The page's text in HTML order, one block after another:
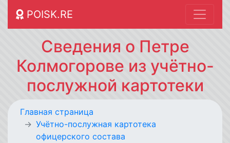
POISK.RE
Сведения о Петре
Колмогорове из учётно-
послужной картотеки
Главная страница
Учётно-послужная картотека
офицерского состава